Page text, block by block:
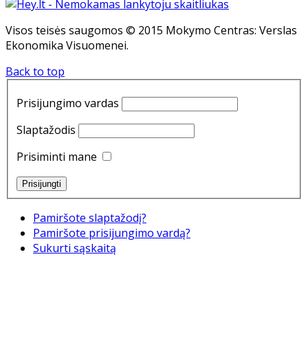
Visos teisės saugomos © 2015 Mokymo Centras: Verslas
Ekonomika Visuomenei.
Back to top
Prisijungimo vardas
Slaptažodis
Prisiminti mane
Pamiršote slaptažodį?
Pamiršote prisijungimo vardą?
Sukurti sąskaitą